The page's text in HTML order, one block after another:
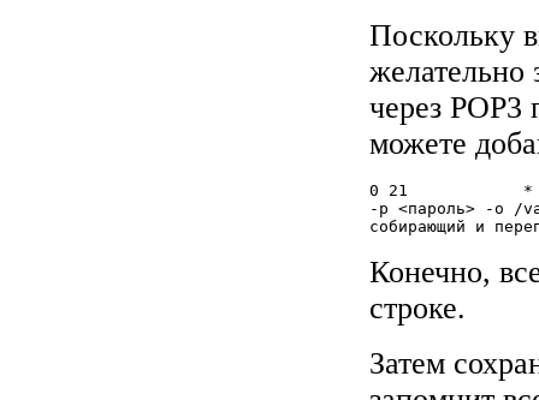
Поскольку
желательно
через
можете
0 21		* * * popclient -3 -u <ваше имя пользователя pop3>
-p <пароль> -o /
собирающий и
Конечно,
строке.
Затем